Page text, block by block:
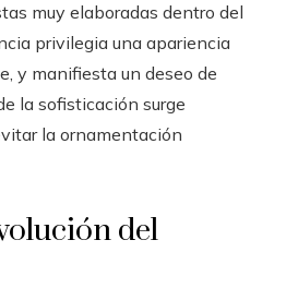
muy elaboradas dentro del
privilegia una apariencia
y manifiesta un deseo de
la sofisticación surge
la ornamentación
del